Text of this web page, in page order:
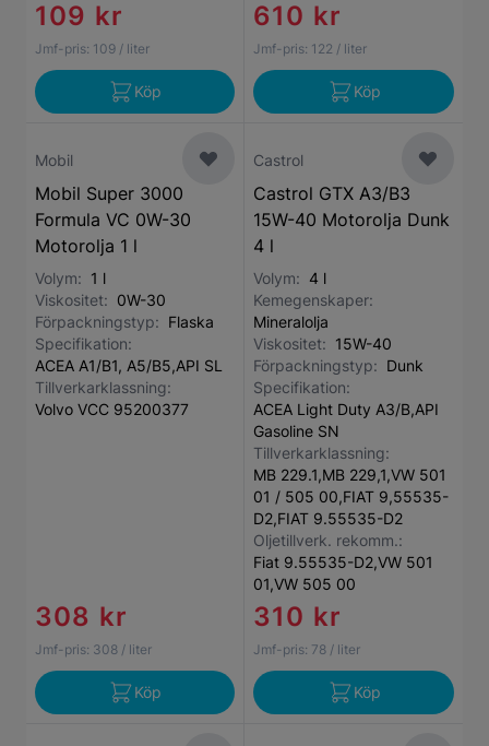
109 kr
Jmf-pris: 109 / liter
Köp
610 kr
Jmf-pris: 122 / liter
Köp
Mobil
Mobil Super 3000
Formula VC 0W-30
Motorolja 1 l
Volym: 1 l
Viskositet: 0W-30
Förpackningstyp: Flaska
Specifikation:
ACEA A1/B1, A5/B5,API SL
Tillverkarklassning:
Volvo VCC 95200377
308 kr
Jmf-pris: 308 / liter
Köp
Castrol
Castrol GTX A3/B3
15W-40 Motorolja Dunk
4 l
Volym: 4 l
Kemegenskaper:
Mineralolja
Viskositet: 15W-40
Förpackningstyp: Dunk
Specifikation:
ACEA Light Duty A3/B,API
Gasoline SN
Tillverkarklassning:
MB 229.1,MB 229,1,VW 501
01 / 505 00,FIAT 9,55535-
D2,FIAT 9.55535-D2
Oljetillverk. rekomm.:
Fiat 9.55535-D2,VW 501
01,VW 505 00
310 kr
Jmf-pris: 78 / liter
Köp